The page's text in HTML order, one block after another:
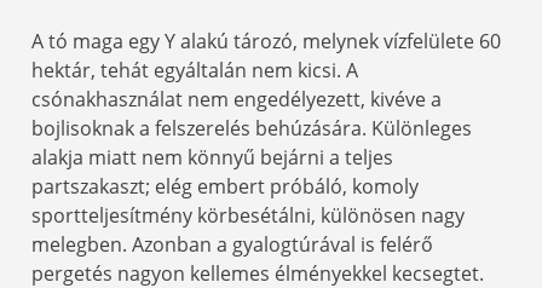
A tó maga egy Y alakú tározó, melynek vízfelülete 60
hektár, tehát egyáltalán nem kicsi. A
csónakhasználat nem engedélyezett, kivéve a
bojlisoknak a felszerelés behúzására. Különleges
alakja miatt nem könnyű bejárni a teljes
partszakaszt; elég embert próbáló, komoly
sportteljesítmény körbesétálni, különösen nagy
melegben. Azonban a gyalogtúrával is felérő
pergetés nagyon kellemes élményekkel kecsegtet.